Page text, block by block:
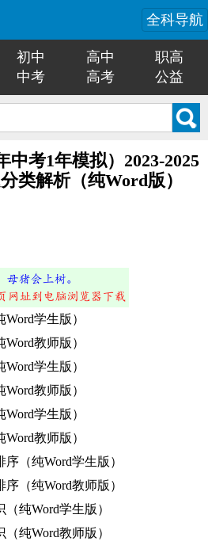
全科导航
初中 高中
职高
中考 高考 公益
中考1年模拟）2023-2025
类解析（纯Word版）
学生版）
教师版）
学生版）
教师版）
学生版）
教师版）
（纯Word学生版）
（纯Word教师版）
纯Word学生版）
纯Word教师版）